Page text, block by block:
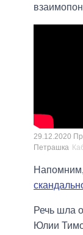
29.12.2020
Петрашка
Речь шла
Юлии